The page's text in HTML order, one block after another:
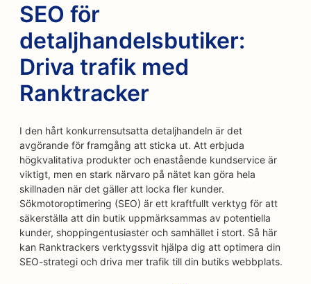
SEO för
detaljhandelsbutiker:
Driva trafik med
Ranktracker
I den hårt konkurrensutsatta detaljhandeln är det
avgörande för framgång att sticka ut. Att erbjuda
högkvalitativa produkter och enastående kundservice är
viktigt, men en stark närvaro på nätet kan göra hela
skillnaden när det gäller att locka fler kunder.
Sökmotoroptimering (SEO) är ett kraftfullt verktyg för att
säkerställa att din butik uppmärksammas av potentiella
kunder, shoppingentusiaster och samhället i stort. Så här
kan Ranktrackers verktygssvit hjälpa dig att optimera din
SEO-strategi och driva mer trafik till din butiks webbplats.